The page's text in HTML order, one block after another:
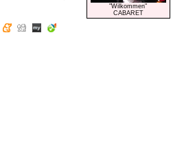
"Wilkommen"
CABARET